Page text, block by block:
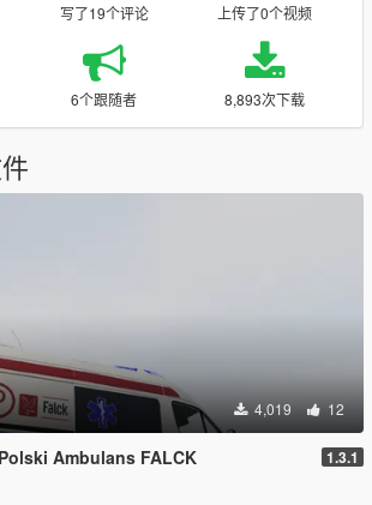
写了19个评论 上传了0个视频
6个跟随者 8,893次下载
4,019 12
Ambulans FALCK 1.3.1